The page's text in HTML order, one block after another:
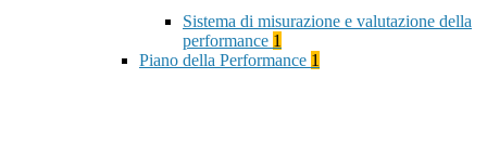
Sistema di misurazione e valutazione della
performance 1
Piano della Performance 1